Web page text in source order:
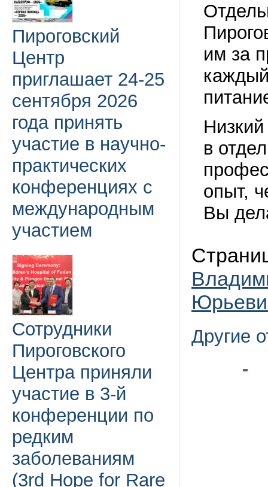
Пироговский
Центр
приглашает 24-25
сентября 2026
года принять
участие в научно-
практических
конференциях с
международным
участием
Сотрудники
Пироговского
Центра приняли
участие в 3-й
конференции по
редким
заболеваниям
(3rd Hope for Rare
им за
в
опыт,
Вы
Другие